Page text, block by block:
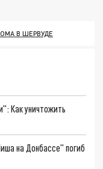
В ШЕРВУДЕ
Как уничтожить
на Донбассе" погиб